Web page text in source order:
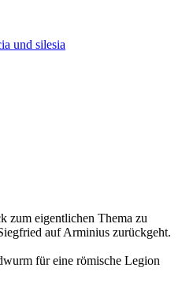
und silesia
zum eigentlichen Thema zu
auf Arminius zurückgeht.
für eine römische Legion